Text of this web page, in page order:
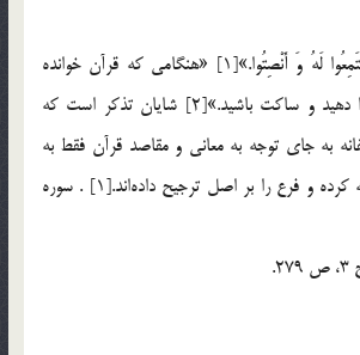
«وَ إِذا قُرِئَ الْقُرْآنُ فَاسْتَمِعُوا لَهُ وَ أَنْصِتُوا.»[1] «هنگامي كه قرآن خوانده
مي‌شود، بدان گوش فرا دهيد و ساكت باشيد.»[2] شايان تذكر است كه
به جاي توجه به معاني و مقاصد قرآن فقط به
آداب ظاهري قرآن توجه كرده و فرع را بر اصل ترجيح داده‌اند.[1] . سوره